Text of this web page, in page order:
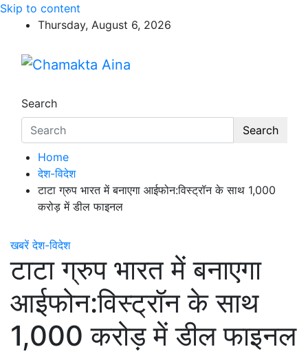
Skip to content
Thursday, August 6, 2026
Search
Search
Home
देश-विदेश
टाटा ग्रुप भारत में बनाएगा आईफोन:विस्ट्रॉन के साथ 1,000
करोड़ में डील फाइनल
खबरें देश-विदेश
टाटा ग्रुप भारत में बनाएगा
आईफोन:विस्ट्रॉन के साथ
1,000 करोड़ में डील फाइनल